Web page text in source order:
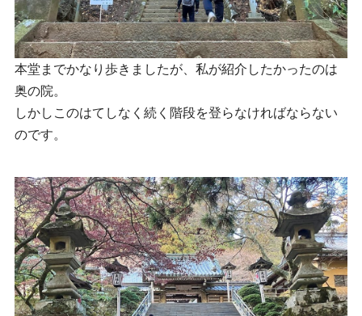
本堂までかなり歩きましたが、私が紹介したかったのは
奥の院。
しかしこのはてしなく続く階段を登らなければならない
のです。